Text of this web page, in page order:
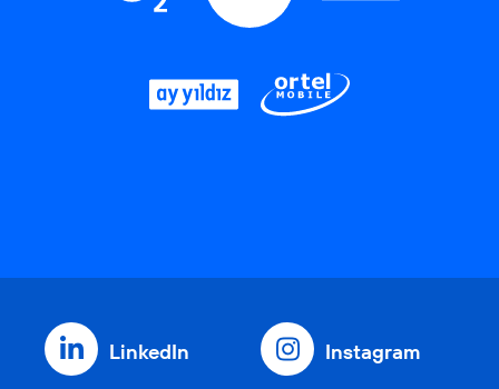
LinkedIn Instagram